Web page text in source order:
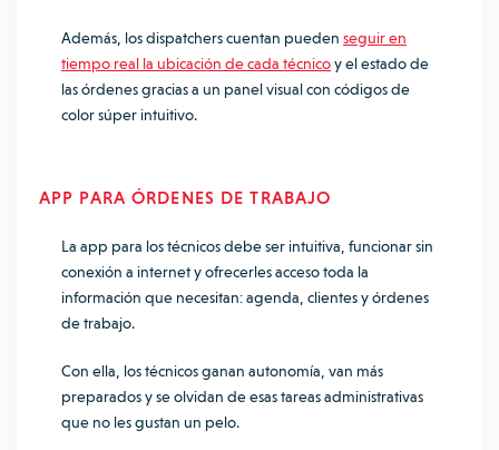
Además, los dispatchers cuentan pueden seguir en
tiempo real la ubicación de cada técnicoy el estado de
las órdenes gracias a un panel visual con códigos de
color súper intuitivo.
APP PARA ÓRDENES DE TRABAJO
La app para los técnicos debe ser intuitiva, funcionar sin
conexión a internet y ofrecerles acceso toda la
información que necesitan: agenda, clientes y órdenes
de trabajo.
Con ella, los técnicos ganan autonomía, van más
preparados y se olvidan de esas tareas administrativas
que no les gustan un pelo.